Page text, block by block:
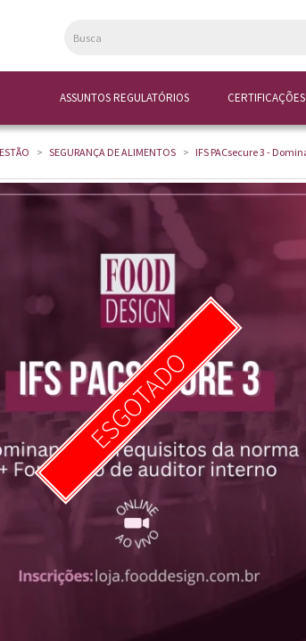
ASSUNTOS REGULATÓRIOS CERTIFICAÇÕES
SEGURANÇA DE ALIMENTOS IFS PACsecure 3 -
ESGOTADO